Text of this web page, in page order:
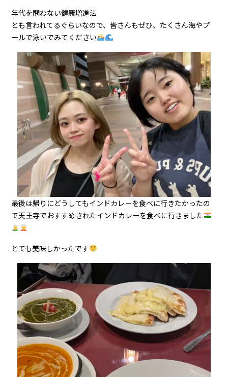
年代を問わない健康増進法
とも言われてるぐらいなので、皆さんもぜひ、たくさん海やプ
ールで泳いでみてください
最後は帰りにどうしてもインドカレーを食べに行きたかったの
で天王寺でおすすめされたインドカレーを食べに行きました
とても美味しかったです